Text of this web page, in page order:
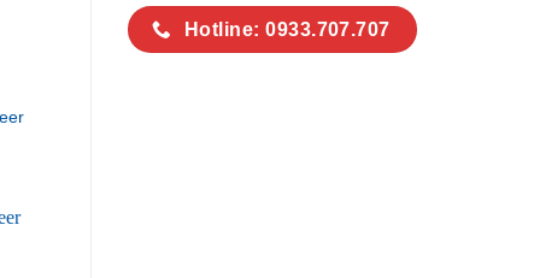
Hotline: 0933.707.707